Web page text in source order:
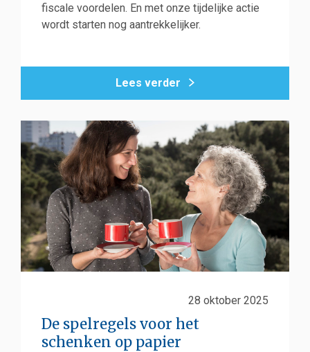
fiscale voordelen. En met onze tijdelijke actie
wordt starten nog aantrekkelijker.
Lees verder
28 oktober 2025
De spelregels voor het
schenken op papier